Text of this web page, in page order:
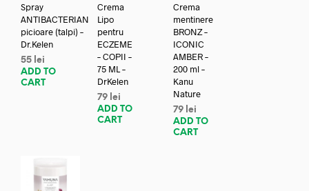
Spray
ANTIBACTERIAN
picioare (talpi) –
Dr.Kelen
55 lei
ADD TO
CART
Crema
Lipo
pentru
ECZEME
– COPII –
75 ML –
DrKelen
79 lei
ADD TO
CART
Crema
mentinere
BRONZ –
ICONIC
AMBER –
200 ml –
Kanu
Nature
79 lei
ADD TO
CART